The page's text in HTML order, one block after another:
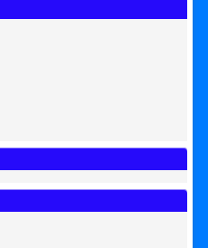
- Jakarta Pusat
Kisah Sukses
Pak Saya Bayu
Patung
Wisuda Di
Sebetulnya S...